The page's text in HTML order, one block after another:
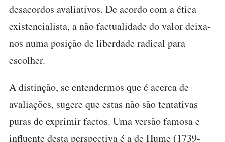
desacordos avaliativos. De acordo com a ética
existencialista, a não factualidade do valor deixa-
nos numa posição de liberdade radical para
escolher.
A distinção, se entendermos que é acerca de
avaliações, sugere que estas não são tentativas
puras de exprimir factos. Uma versão famosa e
influente desta perspectiva é a de Hume (1739-